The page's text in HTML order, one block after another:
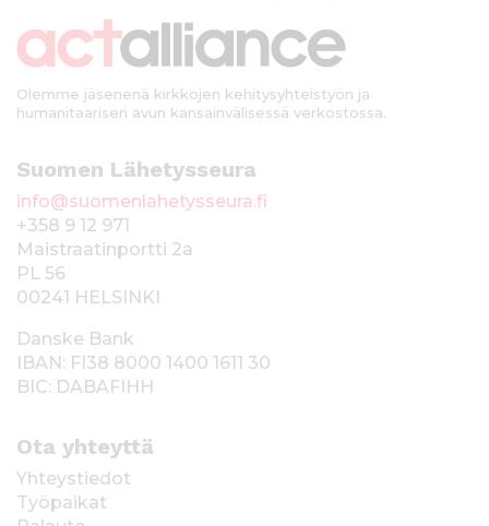
Olemme jäsenenä kirkkojen kehitysyhteistyön ja
humanitaarisen avun kansainvälisessä verkostossa.
Suomen Lähetysseura
info@suomenlahetysseura.fi
+358 9 12 971
Maistraatinportti 2a
PL 56
00241 HELSINKI
Danske Bank
IBAN: FI38 8000 1400 1611 30
BIC: DABAFIHH
Ota yhteyttä
Yhteystiedot
Työpaikat